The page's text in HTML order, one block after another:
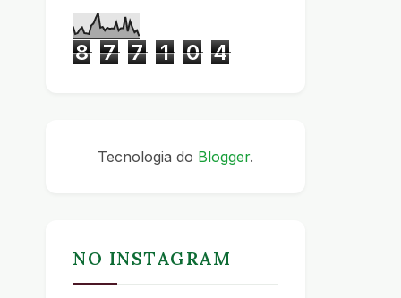
8 7 7 1 0 4
Tecnologia do Blogger.
NO INSTAGRAM